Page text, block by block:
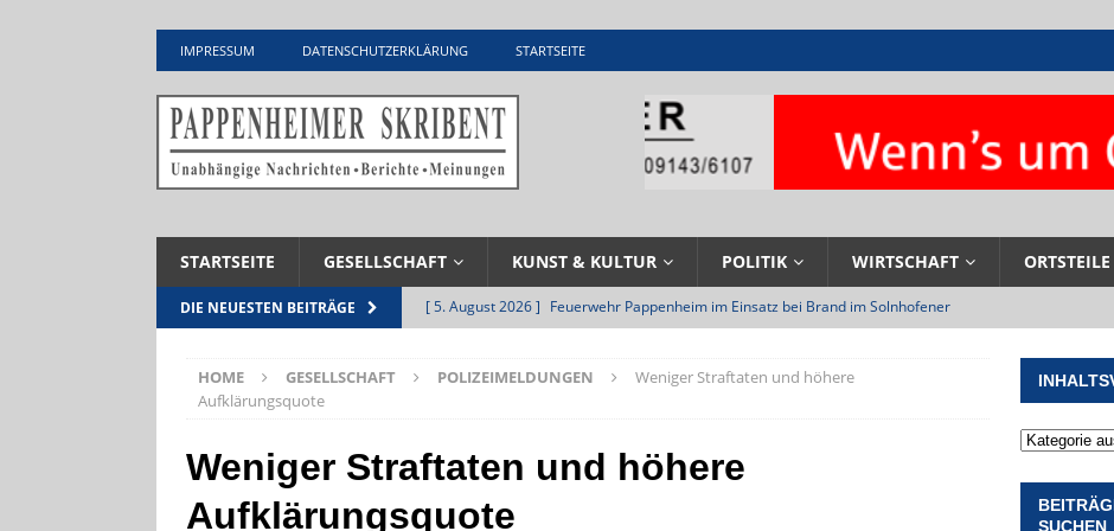
IMPRESSUM DATENSCHUTZERKLÄRUNG STARTSEITE
STARTSEITE GESELLSCHAFT KUNST & KULTUR POLITIK WIRTSCHAFT ORTSTEILE
DIE NEUESTEN BEITRÄGE [ 5. August 2026 ] Feuerwehr Pappenheim im Einsatz bei Brand im Solnhofener
[ 4. August 2026 ] Militärgeschichte paddelt in Pappenheim bis heute mit
[ 4. August 2026 ]
Pappenheim erlebt Hubert Aiwanger mit Botschaften die
ankommen
HOME GESELLSCHAFT POLIZEIMELDUNGEN
Weniger Straftaten und höhere
Aufklärungsquote
Weniger Straftaten und höhere
Aufklärungsquote
SUCHEN